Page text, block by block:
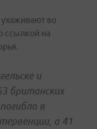
во
ссылкой на
и
британских
в
а 41